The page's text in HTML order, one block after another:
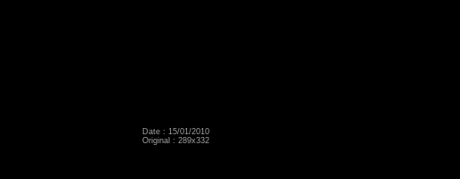
Date : 15/01/2010
Original : 289x332